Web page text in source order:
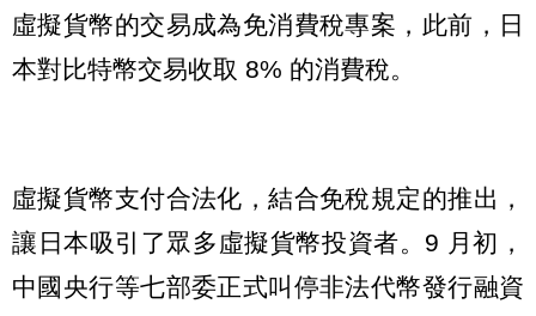
虛擬貨幣的交易成為免消費稅專案，此前，日
本對比特幣交易收取 8% 的消費稅。
虛擬貨幣支付合法化，結合免稅規定的推出，
讓日本吸引了眾多虛擬貨幣投資者。9 月初，
中國央行等七部委正式叫停非法代幣發行融資